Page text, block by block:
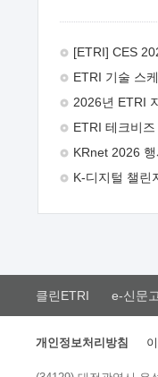
주시기 바랍니다.
추진목적: ETRI
기술지원을 실시
극대화하고, 지원
육성하고자 함. 
ETRI 창업/연구소
(2 ~ 3년차) 연봉
희망기업 신청/접
매칭(3)현장조사/
26일 9월초순 9
[ETRI] CES
ETRI 기술 스
KRnet 2026
클린ETRI e-신문고
개인정보처리방침